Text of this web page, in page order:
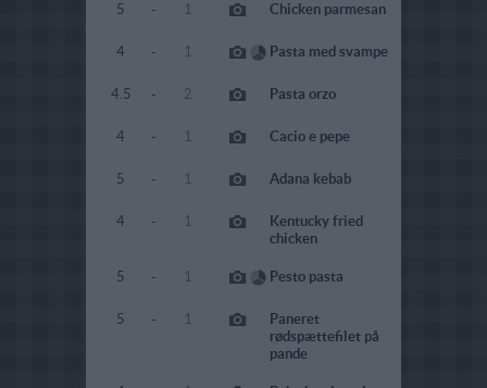
5 - 1 Chicken parmesan
4 - 1 Pasta med svampe
4.5 - 2 Pasta orzo
4 - 1 Cacio e pepe
5 - 1 Adana kebab
4 - 1
Kentucky fried
chicken
5 - 1 Pesto pasta
5 - 1
Paneret
rødspættefilet på
pande